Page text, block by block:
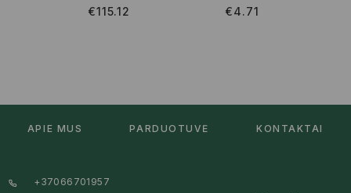
€115.12 €4.71
APIE MUS PARDUOTUVĖ KONTAKTAI
+37066701957